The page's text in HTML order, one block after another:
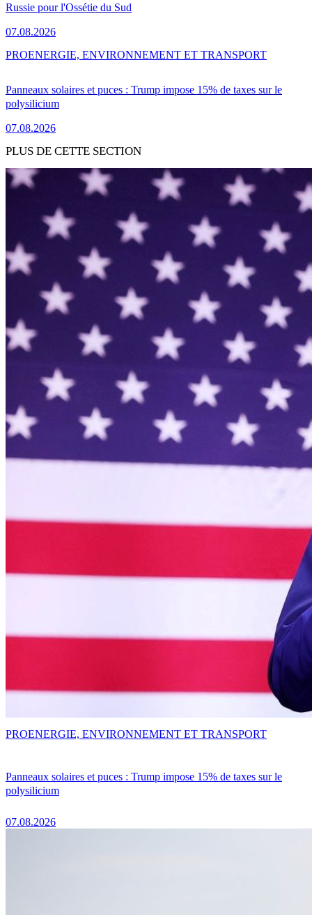
Russie pour l'Ossétie du Sud
07.08.2026
Panneaux solaires et puces : Trump impose 15% de taxes sur le
polysilicium
07.08.2026
PROENERGIE, ENVIRONNEMENT ET TRANSPORT
PLUS DE CETTE SECTION
Panneaux solaires et puces : Trump impose 15% de taxes sur le
polysilicium
07.08.2026
PROENERGIE, ENVIRONNEMENT ET TRANSPORT